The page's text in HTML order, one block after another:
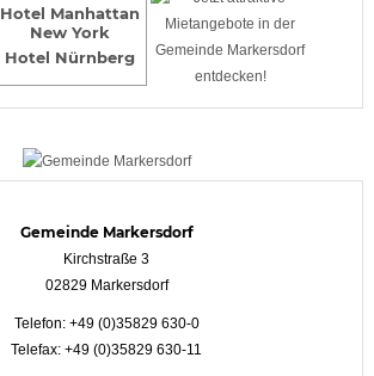
Hotel Manhattan
New York
Hotel Nürnberg
Gemeinde Markersdorf
Kirchstraße 3
02829 Markersdorf
Telefon: +49 (0)35829 630-0
Telefax: +49 (0)35829 630-11